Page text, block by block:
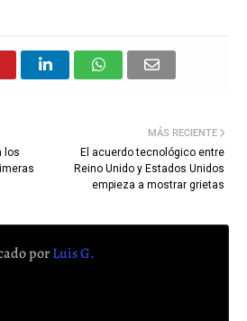
MÁS RECIENTE
El acuerdo tecnológico entre
Reino Unido y Estados Unidos
empieza a mostrar grietas
los
porLuis G.